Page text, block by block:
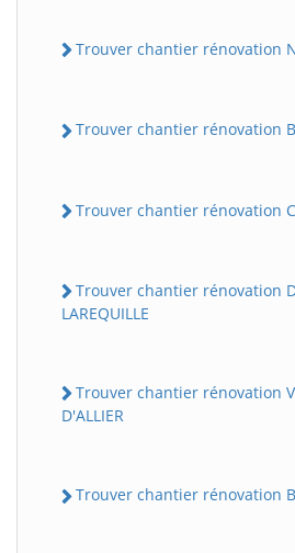
Trouver chantier rénovation
Trouver chantier rénovation
Trouver chantier rénovation
Trouver chantier rénovation
LAREQUILLE
Trouver chantier rénovation
D'ALLIER
Trouver chantier rénovation